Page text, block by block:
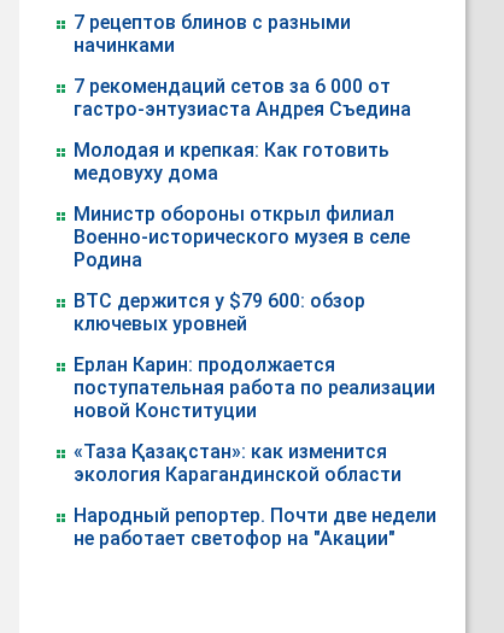
7 рецептов блинов с разными
начинками
7 рекомендаций сетов за 6 000 от
гастро-энтузиаста Андрея Съедина
Молодая и крепкая: Как готовить
медовуху дома
Министр обороны открыл филиал
Военно-исторического музея в селе
Родина
BTC держится у $79 600: обзор
ключевых уровней
Ерлан Карин: продолжается
поступательная работа по реализации
новой Конституции
«Таза Қазақстан»: как изменится
экология Карагандинской области
Народный репортер. Почти две недели
не работает светофор на "Акации"